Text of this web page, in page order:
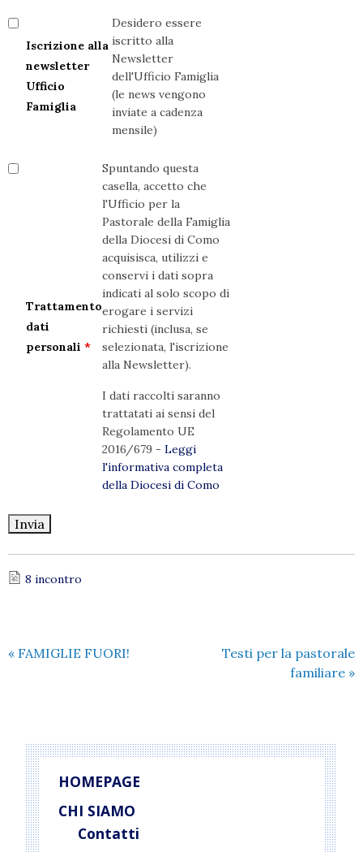
Iscrizione alla
newsletter
Ufficio
Famiglia
Desidero essere
iscritto alla
Newsletter
dell'Ufficio Famiglia
(le news vengono
inviate a cadenza
mensile)
Trattamento
dati
personali *
Spuntando questa
casella, accetto che
l'Ufficio per la
Pastorale della Famiglia
della Diocesi di Como
acquisisca, utilizzi e
conservi i dati sopra
indicati al solo scopo di
erogare i servizi
richiesti (inclusa, se
selezionata, l'iscrizione
alla Newsletter).
I dati raccolti saranno
trattatati ai sensi del
Regolamento UE
2016/679 - Leggi
l'informativa completa
della Diocesi di Como
8 incontro
« FAMIGLIE FUORI!
Testi per la pastorale
familiare »
HOMEPAGE
CHI SIAMO
Contatti